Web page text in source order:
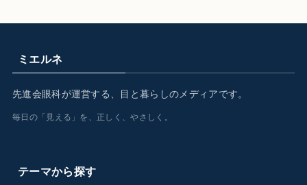
ミエルネ
先進会眼科が運営する、目と暮らしのメディアです。
毎日の「見える」を、正しく、やさしく。
テーマから探す